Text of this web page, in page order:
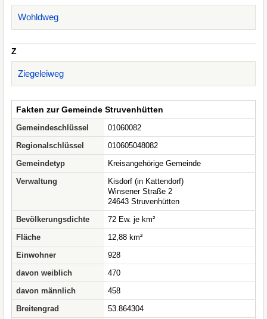
Wohldweg
Z
Ziegeleiweg
Fakten zur Gemeinde Struvenhütten
Gemeindeschlüssel
01060082
Regionalschlüssel
010605048082
Gemeindetyp
Kreisangehörige Gemeinde
Verwaltung
Kisdorf (in Kattendorf)
Winsener Straße 2
24643 Struvenhütten
Bevölkerungsdichte
72 Ew. je km²
Fläche
12,88 km²
Einwohner
928
davon weiblich
470
davon männlich
458
Breitengrad
53.864304